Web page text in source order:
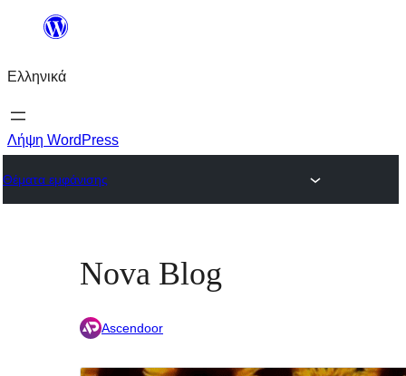
Μετάβαση
περιεχόμενο
Ελληνικά
Λήψη WordPress
Θέματα εμφάνισης
Nova Blog
Ascendoor